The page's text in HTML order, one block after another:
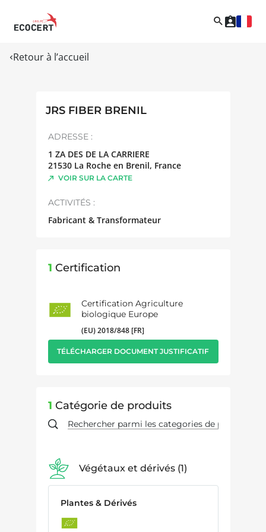
Retour à l’accueil
JRS FIBER BRENIL
ADRESSE :
1 ZA DES DE LA CARRIERE
21530 La Roche en Brenil, France
VOIR SUR LA CARTE
ACTIVITÉS :
Fabricant & Transformateur
1 Certification
Certification Agriculture
biologique Europe
(EU) 2018/848 [FR]
TÉLÉCHARGER DOCUMENT JUSTIFICATIF
1 Catégorie de produits
Végétaux et dérivés 1
Plantes & Dérivés